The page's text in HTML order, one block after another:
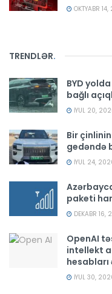
OKTYABR
TRENDLƏR.
BYD
bağlı
İYUL 20,
Bir
gedəndə
İYUL 24,
paketi
DEKABR 16,
OpenAI
intellekt
İYUL 30,